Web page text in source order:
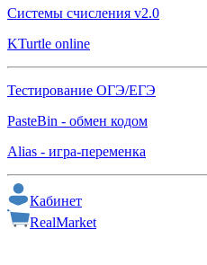
Системы счисления v2.0
KTurtle online
Тестирование ОГЭ/ЕГЭ
PasteBin - обмен кодом
Alias - игра-переменка
Кабинет
RealMarket